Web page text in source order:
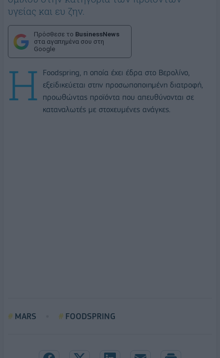
υγείας και ευ ζην.
Πρόσθεσε το BusinessNews
στα αγαπημένα σου στη
Google
Η
Foodspring, η οποία έχει έδρα στο Βερολίνο,
εξεiδικεύεται στην προσωποποιημένη διατροφή,
προωθώντας προϊόντα που απευθύνονται σε
καταναλωτές με στοχευμένες ανάγκες.
MARS FOODSPRING